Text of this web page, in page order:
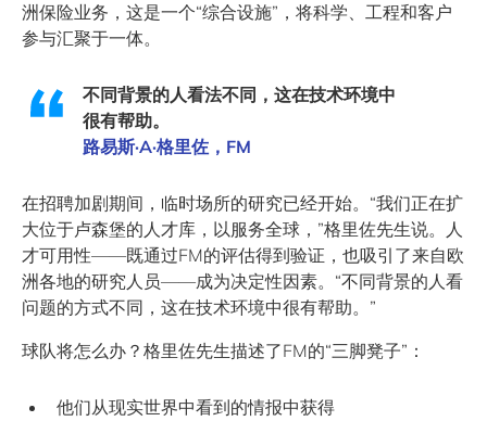
洲保险业务，这是一个“综合设施”，将科学、工程和客户
参与汇聚于一体。
不同背景的人看法不同，这在技术环境中
很有帮助。
路易斯·A·格里佐，FM
在招聘加剧期间，临时场所的研究已经开始。“我们正在扩
大位于卢森堡的人才库，以服务全球，”格里佐先生说。人
才可用性——既通过FM的评估得到验证，也吸引了来自欧
洲各地的研究人员——成为决定性因素。“不同背景的人看
问题的方式不同，这在技术环境中很有帮助。”
球队将怎么办？格里佐先生描述了FM的“三脚凳子”：
他们从现实世界中看到的情报中获得